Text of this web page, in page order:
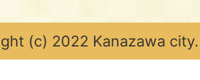
(c) 2022 Kanazawa